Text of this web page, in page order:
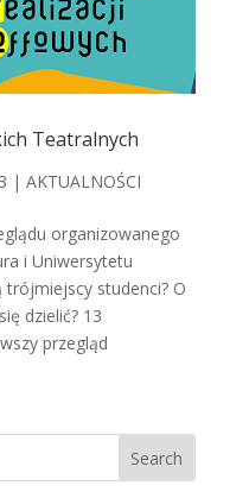
Teatralnych
| AKTUALNOŚCI
organizowanego
i Uniwersytetu
studenci? O
dzielić? 13
przegląd